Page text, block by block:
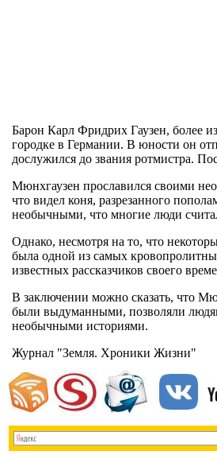
Барон Карл Фридрих Гаузен, более
городке в Германии. В юности он
дослужился до звания ротмистра.
Мюнхгаузен прославился своими
что видел коня, разрезанного
необычными, что многие люди
Однако, несмотря на то, что
была одной из самых
известных рассказчиков своего
В заключении можно сказать, что
были выдуманными, позволяли
необычными историями.
Журнал "Земля. Хроники Жизни"